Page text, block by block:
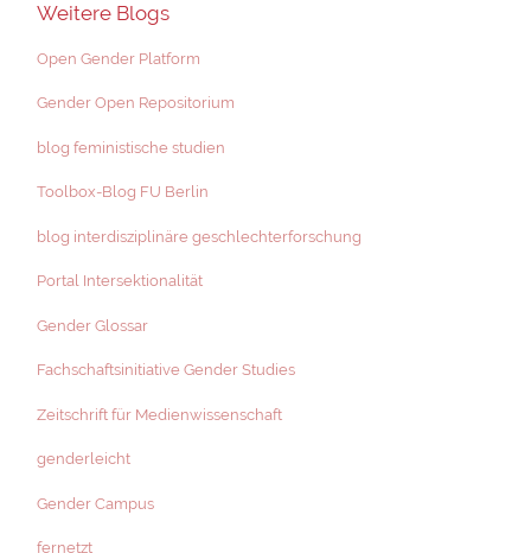
Weitere Blogs
Open Gender Platform
Gender Open Repositorium
blog feministische studien
Toolbox-Blog FU Berlin
blog interdisziplinäre geschlechterforschung
Portal Intersektionalität
Gender Glossar
Fachschaftsinitiative Gender Studies
Zeitschrift für Medienwissenschaft
genderleicht
Gender Campus
fernetzt